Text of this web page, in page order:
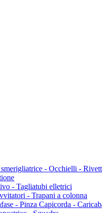
- Occhielli -
- Tagliatubi elletrici
- Trapani a colonna
- Pinza Capicorda -